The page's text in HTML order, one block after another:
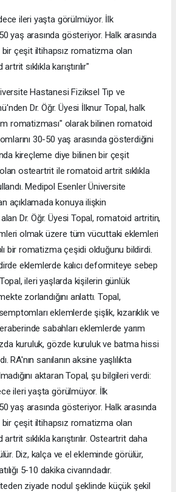
ileri yaşta görülmüyor. İlk
yaş arasında gösteriyor. Halk arasında
çeşit iltihapsız romatizma olan
sıklıkla karıştırılır"
Hastanesi Fiziksel Tıp ve
Dr. Öğr. Üyesi İlknur Topal, halk
romatizması" olarak bilinen romatoid
30-50 yaş arasında gösterdiğini
kireçleme diye bilinen bir çeşit
osteartrit ile romatoid artrit sıklıkla
Medipol Esenler Üniversite
açıklamada konuya ilişkin
Dr. Öğr. Üyesi Topal, romatoid artritin,
olmak üzere tüm vücuttaki eklemleri
bir romatizma çeşidi olduğunu bildirdi.
eklemlerde kalıcı deformiteye sebep
ileri yaşlarda kişilerin günlük
zorlandığını anlattı. Topal,
eklemlerde şişlik, kızarıklık ve
sabahları eklemlerde yarım
kuruluk, gözde kuruluk ve batma hissi
RA'nın sanılanın aksine yaşlılıkta
aktaran Topal, şu bilgileri verdi:
ileri yaşta görülmüyor. İlk
yaş arasında gösteriyor. Halk arasında
çeşit iltihapsız romatizma olan
sıklıkla karıştırılır. Osteartrit daha
Diz, kalça ve el ekleminde görülür,
5-10 dakika civarındadır.
ziyade nodul şeklinde küçük şekil